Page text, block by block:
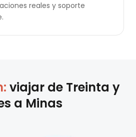
reales y soporte
viajar de Treinta y
a Minas